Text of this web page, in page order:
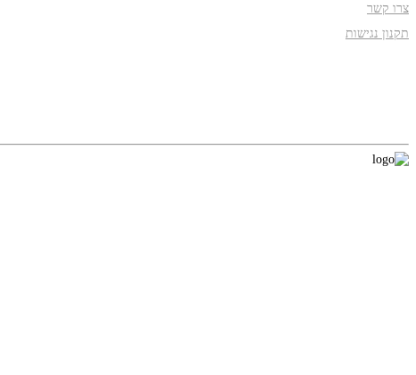
צרו קשר
תקנון נגישות